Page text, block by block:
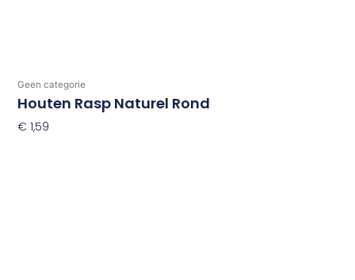
Geen categorie
Houten Rasp Naturel Rond
€ 1,59